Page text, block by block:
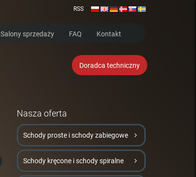
RSS
Salony sprzedaży FAQ Kontakt
Doradca techniczny
Nasza oferta
Schody proste i schody zabiegowe
Schody kręcone i schody spiralne